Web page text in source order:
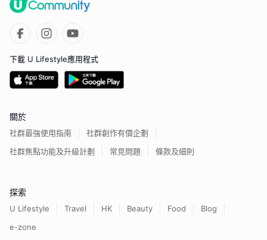
下載 U Lifestyle應用程式
關於
社群最強使用指南
社群創作有價企劃
社群焦點功能及升級計劃
常見問題 條款及細則
探索
U Lifestyle Travel HK Beauty Food
Blog
e-zone